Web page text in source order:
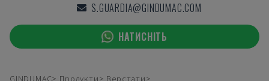
S.GUARDIA@GINDUMAC.COM
НАТИСНІТЬ
GINDUMAC Продукти
Верстати